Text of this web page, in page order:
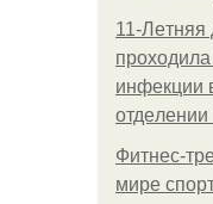
11-Лeтняя
инфeкции
Фитнес-
мире